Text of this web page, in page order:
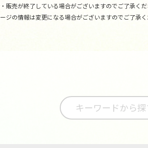
売が終了している場合がございますのでご了承くだ
の情報は変更になる場合がございますのでご了承く